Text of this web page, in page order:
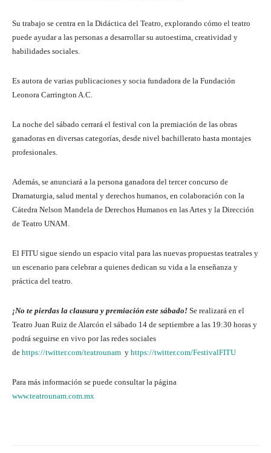
Su trabajo se centra en la Didáctica del Teatro, explorando cómo el teatro
puede ayudar a las personas a desarrollar su autoestima, creatividad y
habilidades sociales.
Es autora de varias publicaciones y socia fundadora de la Fundación
Leonora Carrington A.C.
La noche del sábado cerrará el festival con la premiación de las obras
ganadoras en diversas categorías, desde nivel bachillerato hasta montajes
profesionales.
Además, se anunciará a la persona ganadora del tercer concurso de
Dramaturgia, salud mental y derechos humanos, en colaboración con la
Cátedra Nelson Mandela de Derechos Humanos en las Artes y la Dirección
de Teatro UNAM.
El FITU sigue siendo un espacio vital para las nuevas propuestas teatrales y
un escenario para celebrar a quienes dedican su vida a la enseñanza y
práctica del teatro.
¡No te pierdas la clausura y premiación este sábado! Se realizará en el
Teatro Juan Ruiz de Alarcón el sábado 14 de septiembre a las 19:30 horas y
podrá seguirse en vivo por las redes sociales
de https://twitter.com/teatrounam y https://twitter.com/FestivalFITU
Para más información se puede consultar la página
www.teatrounam.com.mx